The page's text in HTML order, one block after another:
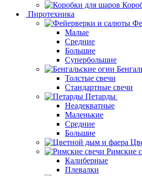
Пиротехника
Малые
Средние
Большие
Супербольшие
Толстые свечи
Стандартные свечи
Петарды
Неадекватные
Маленькие
Средние
Большие
Римские
Калиберные
Плевалки